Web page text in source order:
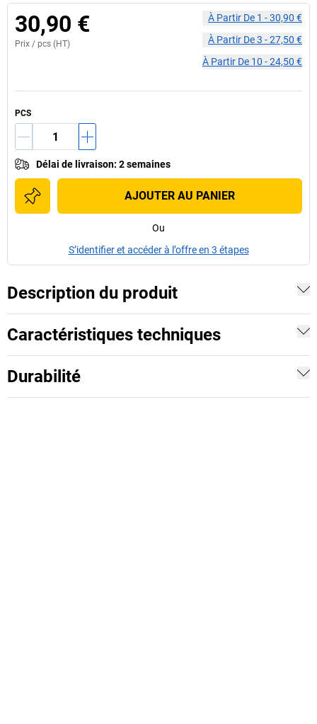
30,90 €
Prix / pcs (HT)
À Partir De 1 -30,90 €
À Partir De3 -27,50 €
À Partir De 10 -24,50 €
PCS
Délai de livraison: 2 semaines
AJOUTER AU PANIER
Ou
S’identifier et accéder à l’offre en 3 étapes
Description du produit
Caractéristiques techniques
Durabilité